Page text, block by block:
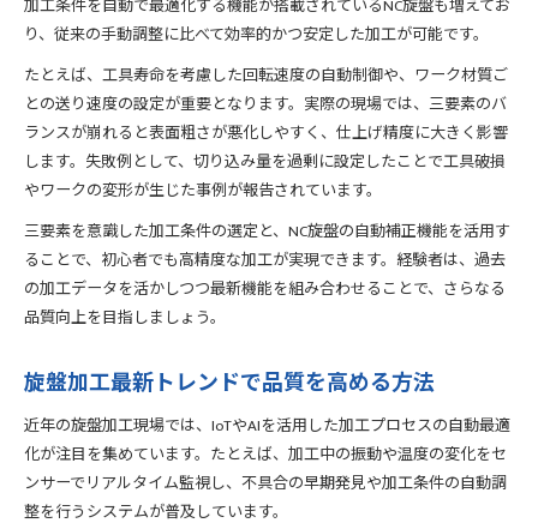
加工条件を自動で最適化する機能が搭載されているNC旋盤も増えてお
り、従来の手動調整に比べて効率的かつ安定した加工が可能です。
たとえば、工具寿命を考慮した回転速度の自動制御や、ワーク材質ご
との送り速度の設定が重要となります。実際の現場では、三要素のバ
ランスが崩れると表面粗さが悪化しやすく、仕上げ精度に大きく影響
します。失敗例として、切り込み量を過剰に設定したことで工具破損
やワークの変形が生じた事例が報告されています。
三要素を意識した加工条件の選定と、NC旋盤の自動補正機能を活用す
ることで、初心者でも高精度な加工が実現できます。経験者は、過去
の加工データを活かしつつ最新機能を組み合わせることで、さらなる
品質向上を目指しましょう。
旋盤加工最新トレンドで品質を高める方法
近年の旋盤加工現場では、IoTやAIを活用した加工プロセスの自動最適
化が注目を集めています。たとえば、加工中の振動や温度の変化をセ
ンサーでリアルタイム監視し、不具合の早期発見や加工条件の自動調
整を行うシステムが普及しています。